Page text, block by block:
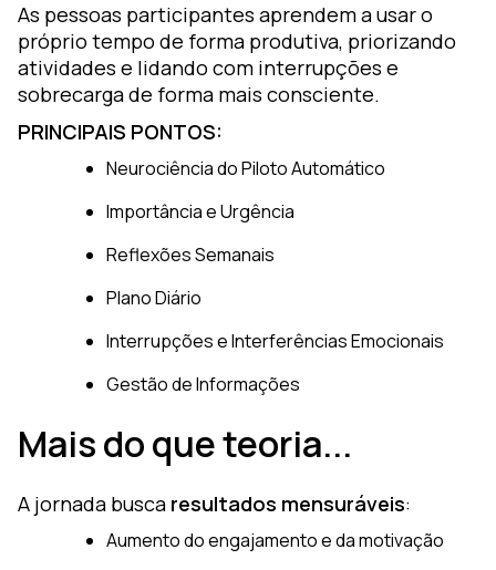
As pessoas participantes aprendem a usar o
próprio tempo de forma produtiva, priorizando
atividades e lidando com interrupções e
sobrecarga de forma mais consciente.
PRINCIPAIS PONTOS:
Neurociência do Piloto Automático
Importância e Urgência
Reflexões Semanais
Plano Diário
Interrupções e Interferências Emocionais
Gestão de Informações
Mais do que teoria...
A jornada busca resultados mensuráveis:
Aumento do engajamento e da motivação